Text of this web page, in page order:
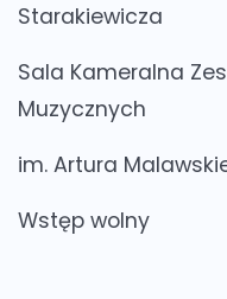
Starakiewicza
Sala Kameralna
Muzycznych
im. Artura
Wstęp wolny